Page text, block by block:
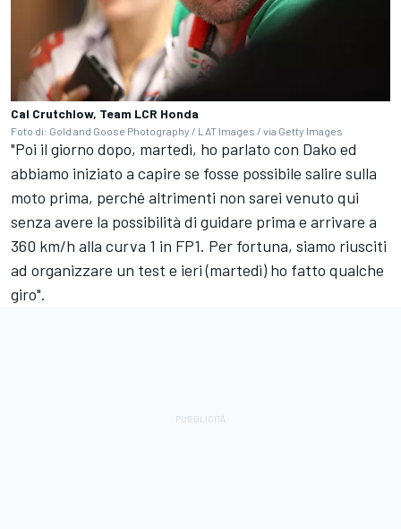
Cal Crutchlow, Team LCR Honda
Foto di: Gold and Goose Photography / LAT Images / via Getty Images
"Poi il giorno dopo, martedì, ho parlato con Dako ed
abbiamo iniziato a capire se fosse possibile salire sulla
moto prima, perché altrimenti non sarei venuto qui
senza avere la possibilità di guidare prima e arrivare a
360 km/h alla curva 1 in FP1. Per fortuna, siamo riusciti
ad organizzare un test e ieri (martedì) ho fatto qualche
giro".